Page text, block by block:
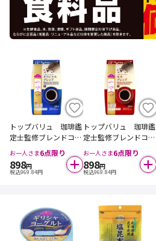
トップバリュ 珈琲鑑
定士監修ブレンドコー
ヒー レギュラーコー
ヒー オリジナルブレ
ンド 豆 ３８０ｇ
お一人さま6点限り
898円
税込969.84円
トップバリュ 珈琲鑑
定士監修ブレンドコー
ヒー レギュラーコー
ヒー モカブレンド
豆 ３８０ｇ
お一人さま6点限り
898円
税込969.84円